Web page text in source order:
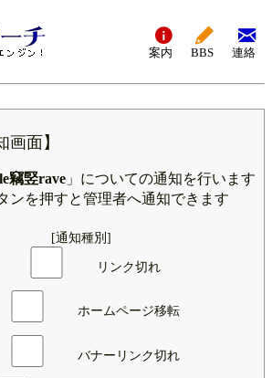
案内 BBS 連絡
画面】
竊竪rave 」についての通知を行います
ンを押すと管理者へ通知できます
[通知種別]
リンク切れ
ホームページ移転
バナーリンク切れ